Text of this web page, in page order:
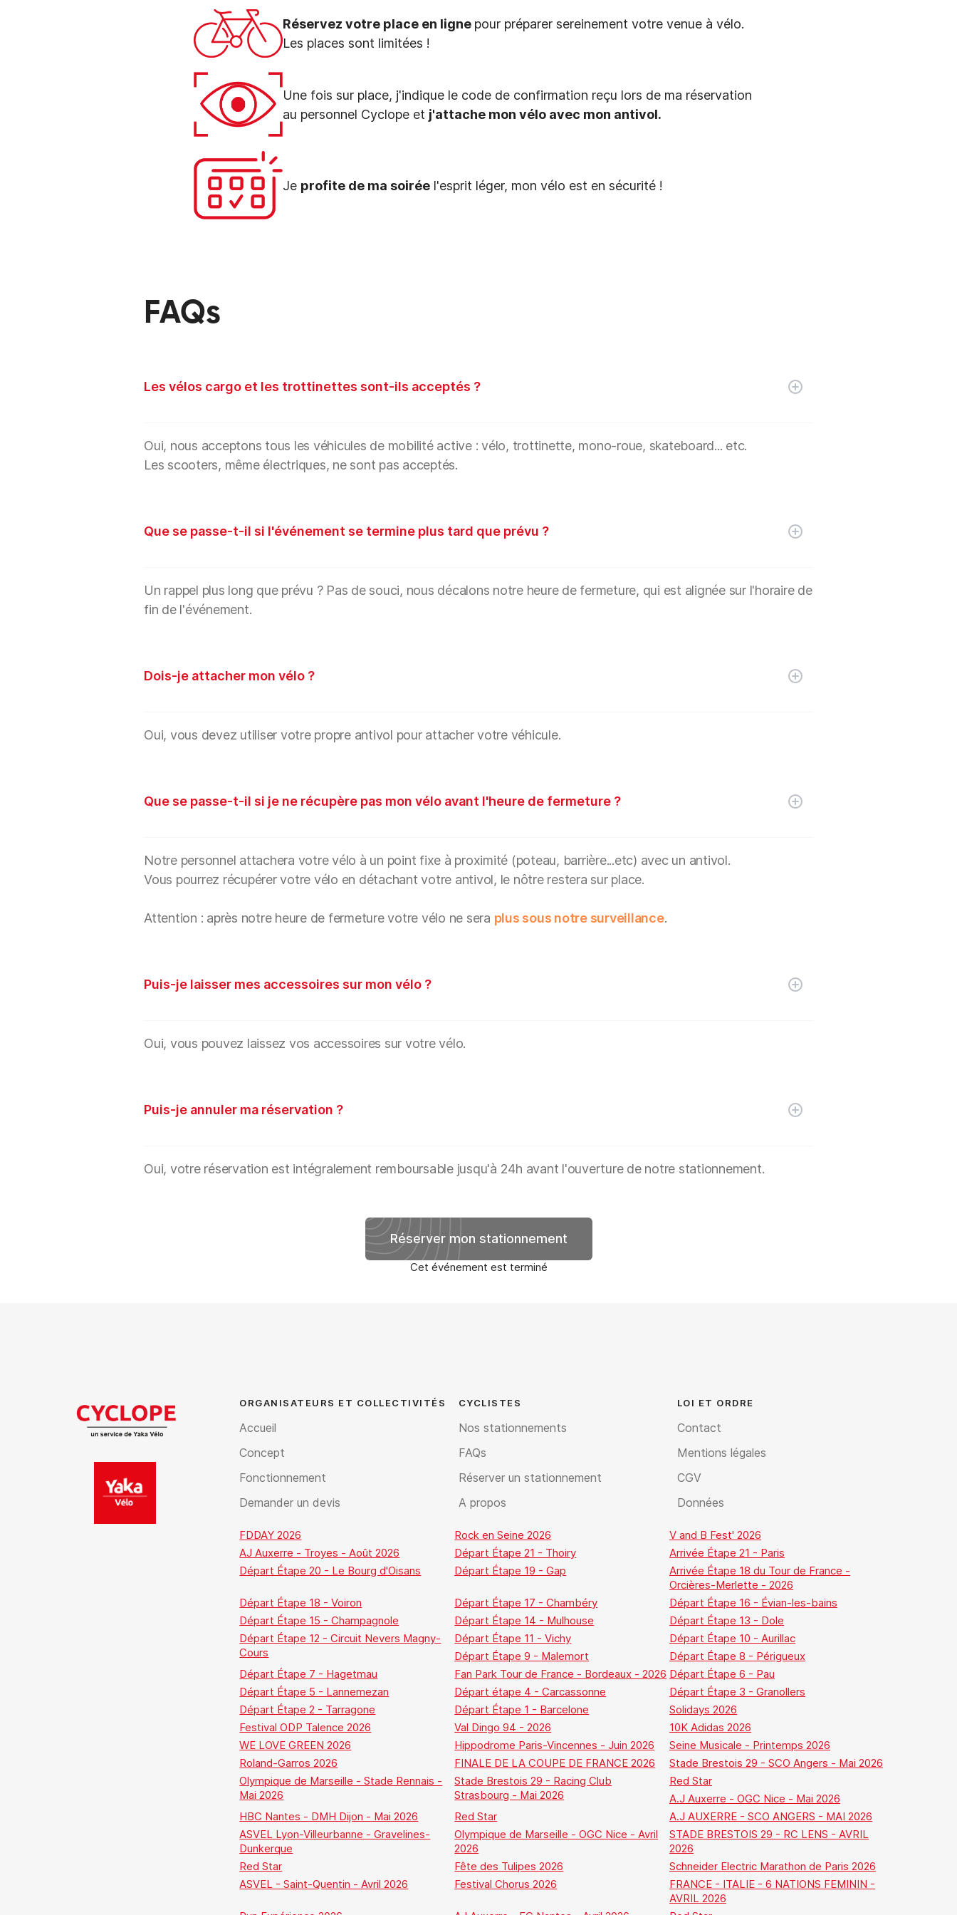
Réservez votre place en ligne pour préparer sereinement votre venue à vélo.
Les places sont limitées !
Une fois sur place, j'indique le code de confirmation reçu lors de ma réservation
au personnel Cyclope et j'attache mon vélo avec mon antivol.
Je profite de ma soirée l'esprit léger, mon vélo est en sécurité !
FAQs
Les vélos cargo et les trottinettes sont-ils acceptés ?
Oui, nous acceptons tous les véhicules de mobilité active : vélo, trottinette, mono-roue, skateboard... etc.
Les scooters, même électriques, ne sont pas acceptés.
Que se passe-t-il si l'événement se termine plus tard que prévu ?
Un rappel plus long que prévu ? Pas de souci, nous décalons notre heure de fermeture, qui est alignée sur l'horaire de
fin de l'événement.
Dois-je attacher mon vélo ?
Oui, vous devez utiliser votre propre antivol pour attacher votre véhicule.
Que se passe-t-il si je ne récupère pas mon vélo avant l'heure de fermeture ?
Notre personnel attachera votre vélo à un point fixe à proximité (poteau, barrière...etc) avec un antivol.
Vous pourrez récupérer votre vélo en détachant votre antivol, le nôtre restera sur place.
Attention : après notre heure de fermeture votre vélo ne sera plus sous notre surveillance.
Puis-je laisser mes accessoires sur mon vélo ?
Oui, vous pouvez laissez vos accessoires sur votre vélo.
Puis-je annuler ma réservation ?
Oui, votre réservation est intégralement remboursable jusqu'à 24h avant l'ouverture de notre stationnement.
Réserver mon stationnement
Cet événement est terminé
CYCLISTES
Nos stationnements
FAQs
Réserver un stationnement
A propos
LOI ET ORDRE
Contact
Mentions légales
CGV
Données
ORGANISATEURS ET COLLECTIVITÉS
Accueil
Concept
Fonctionnement
Demander un devis
FDDAY 2026 Rock en Seine 2026
V and B Fest' 2026
AJ Auxerre - Troyes - Août 2026
Départ Étape 21 - Thoiry
Arrivée Étape 21 - Paris
Départ Étape 20 - Le Bourg d'Oisans
Départ Étape 19 - Gap
Arrivée Étape 18 du Tour de France -
Orcières-Merlette - 2026
Départ Étape 18 - Voiron
Départ Étape 17 - Chambéry
Départ Étape 16 - Évian-les-bains
Départ Étape 15 - Champagnole
Départ Étape 14 - Mulhouse
Départ Étape 13 - Dole
Départ Étape 12 - Circuit Nevers Magny-
Cours
Départ Étape 11 - Vichy
Départ Étape 10 - Aurillac
Départ Étape 9 - Malemort
Départ Étape 8 - Périgueux
Départ Étape 7 - Hagetmau
Fan Park Tour de France - Bordeaux - 2026 Départ Étape 6 - Pau
Départ Étape 5 - Lannemezan
Départ étape 4 - Carcassonne
Départ Étape 3 - Granollers
Départ Étape 2 - Tarragone
Départ Étape 1 - Barcelone
Solidays 2026
Festival ODP Talence 2026
Val Dingo 94 - 2026
10K Adidas 2026
WE LOVE GREEN 2026
Hippodrome Paris-Vincennes - Juin 2026
Seine Musicale - Printemps 2026
Roland-Garros 2026
FINALE DE LA COUPE DE FRANCE 2026
Stade Brestois 29 - SCO Angers - Mai 2026
Olympique de Marseille - Stade Rennais -
Mai 2026
Stade Brestois 29 - Racing Club
Strasbourg - Mai 2026
Red Star
A.J Auxerre - OGC Nice - Mai 2026
HBC Nantes - DMH Dijon - Mai 2026
Red Star
A.J AUXERRE - SCO ANGERS - MAI 2026
ASVEL Lyon-Villeurbanne - Gravelines-
Dunkerque
Olympique de Marseille - OGC Nice - Avril
2026
STADE BRESTOIS 29 - RC LENS - AVRIL
2026
Red Star
Fête des Tulipes 2026
Schneider Electric Marathon de Paris 2026
ASVEL - Saint-Quentin - Avril 2026
Festival Chorus 2026
FRANCE - ITALIE - 6 NATIONS FEMININ -
AVRIL 2026